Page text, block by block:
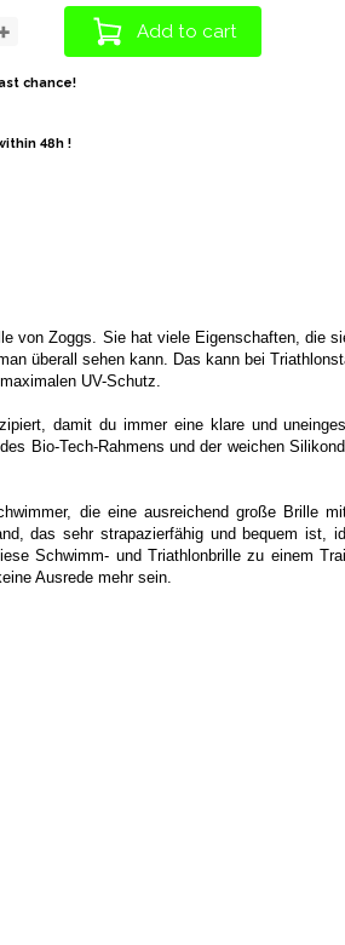
Add to cart
chance!
48h !
von Zoggs. Sie hat viele Eigenschaften, die
überall sehen kann. Das kann bei
UV-Schutz.
damit du immer eine klare und
Bio-Tech-Rahmens und der weichen
die eine ausreichend große Brille
das sehr strapazierfähig und bequem ist,
Schwimm- und Triathlonbrille zu einem
Ausrede mehr sein.